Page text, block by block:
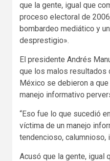
que la gente, igual que
proceso electoral de
bombardeo mediático y
desprestigio».
El presidente Andrés
que los malos resultados
México se debieron a
manejo informativo
“Eso fue lo que sucedió
víctima de un manejo
tendencioso, calumnioso,
Acusó que la gente, igual